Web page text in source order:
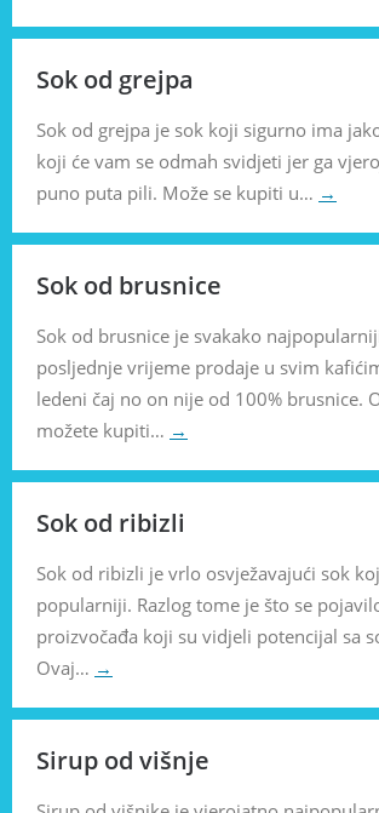
Sok od grejpa
Sok od grejpa je sok koji sigurno ima
koji će vam se odmah svidjeti jer ga
puno puta pili. Može se kupiti u… →
Sok od brusnice
Sok od brusnice je svakako
posljednje vrijeme prodaje u svim
ledeni čaj no on nije od 100% brusnice.
možete kupiti… →
Sok od ribizli
Sok od ribizli je vrlo osvježavajući sok
popularniji. Razlog tome je što se
proizvočađa koji su vidjeli potencijal sa
Ovaj… →
Sirup od višnje